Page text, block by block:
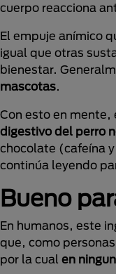
cuerpo reacciona
El empuje anímico
igual que otras
bienestar.
mascotas.
Con esto en mente,
digestivo del perro
chocolate (cafeína
continúa leyendo
Bueno
En humanos, este
que, como
por la cual en